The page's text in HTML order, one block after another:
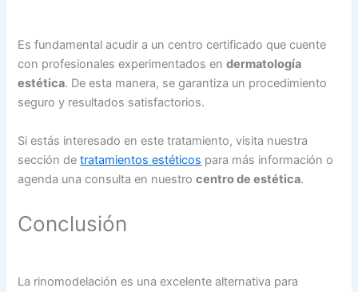
Es fundamental acudir a un centro certificado que cuente
con profesionales experimentados endermatología
estética. De esta manera, se garantiza un procedimiento
seguro y resultados satisfactorios.
Si estás interesado en este tratamiento, visita nuestra
sección detratamientos estéticos para más información o
agenda una consulta en nuestrocentro de estética.
Conclusión
La rinomodelación es una excelente alternativa para